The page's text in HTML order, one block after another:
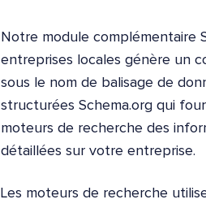
Notre module complémentaire
entreprises locales génère un
sous le nom de balisage de
structurées Schema.org qui
moteurs de recherche des
détaillées sur votre entreprise.
Les moteurs de recherche